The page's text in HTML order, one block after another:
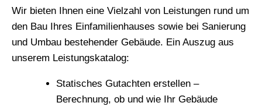
Wir bieten Ihnen eine Vielzahl von Leistungen rund um
den Bau Ihres Einfamilienhauses sowie bei Sanierung
und Umbau bestehender Gebäude. Ein Auszug aus
unserem Leistungskatalog:
Statisches Gutachten erstellen –
Berechnung, ob und wie Ihr Gebäude